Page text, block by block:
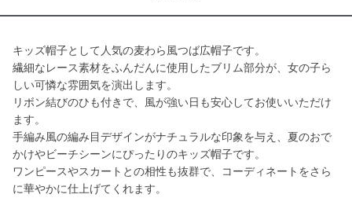
キッズ帽子として人気の麦わら風つば広帽子です。
繊細なレース素材をふんだんに使用したブリム部分が、女の子ら
しい可憐な雰囲気を演出します。
リボン結びのひも付きで、風が強い日も安心してお使いいただけ
ます。
手編み風の編み目デザインがナチュラルな印象を与え、夏のおで
かけやビーチシーンにぴったりのキッズ帽子です。
ワンピースやスカートとの相性も抜群で、コーディネートをさら
に華やかに仕上げてくれます。